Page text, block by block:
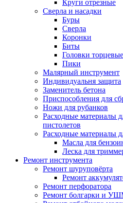
Круги отрезные
Сверла и насадки
Буры
Сверла
Коронки
Биты
Головки торцевые
Пики
Малярный инструмент
Индивидуальня защита
Заменитель бетона
Приспособления для
Ножи для рубанков
Расходные материалы
пистолетов
Расходные материалы
Масла для
Леска для
Ремонт инструмента
Ремонт шуруповёрта
Ремонт
Ремонт перфоратора
Ремонт болгарки и